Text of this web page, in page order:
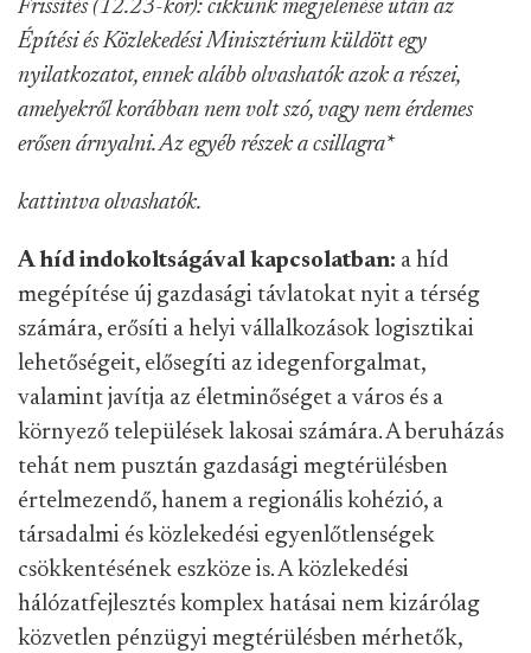
Frissítés (12.23-kor): cikkünk megjelenése után az
Építési és Közlekedési Minisztérium küldött egy
nyilatkozatot, ennek alább olvashatók azok a részei,
amelyekről korábban nem volt szó, vagy nem érdemes
erősen árnyalni. Az egyéb részek a csillagra*
kattintva olvashatók.
A híd indokoltságával kapcsolatban: a híd
megépítése új gazdasági távlatokat nyit a térség
számára, erősíti a helyi vállalkozások logisztikai
lehetőségeit, elősegíti az idegenforgalmat,
valamint javítja az életminőséget a város és a
környező települések lakosai számára. A beruházás
tehát nem pusztán gazdasági megtérülésben
értelmezendő, hanem a regionális kohézió, a
társadalmi és közlekedési egyenlőtlenségek
csökkentésének eszköze is. A közlekedési
hálózatfejlesztés komplex hatásai nem kizárólag
közvetlen pénzügyi megtérülésben mérhetők,